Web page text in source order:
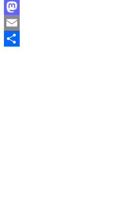
Facebook
Mastodon
Email